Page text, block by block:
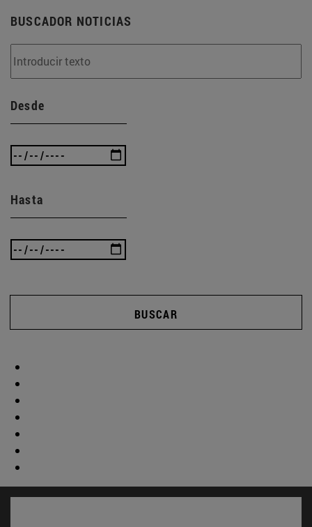
BUSCADOR NOTICIAS
Desde
Hasta
BUSCAR